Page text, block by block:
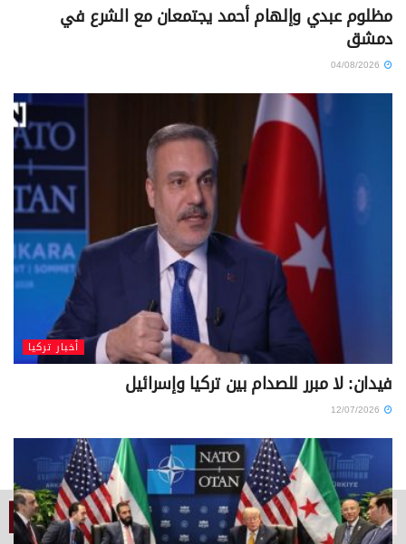
مظلوم عبدي وإلهام أحمد يجتمعان مع الشرع في
دمشق
أخبار تركيا
فيدان: لا مبرر للصدام بين تركيا وإسرائيل